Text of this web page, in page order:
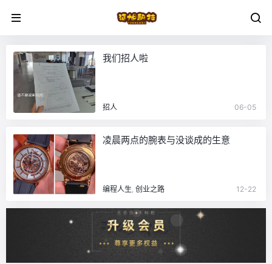
我们招人啦
招人 06-05
凌晨两点的腕表与没谈成的生意
编程人生 创业之路 12-22